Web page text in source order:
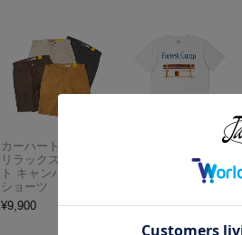
カーハート Carhartt
リラックスドフィッ
ト キャンバスワーク
ショーツ
¥9,900
アメリカンクラシッ
クス AMERICAN CL
ASSICS ムービーT
シャツ フォレストガ